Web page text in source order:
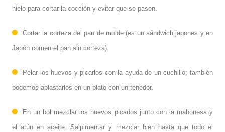
hielo para cortar la cocción y evitar que se pasen.
Cortar la corteza del pan de molde (es un sándwich japones y en
Japón comen el pan sin corteza).
Pelar los huevos y picarlos con la ayuda de un cuchillo; también
podemos aplastarlos en un plato con un tenedor.
En un bol mezclar los huevos picados junto con la mahonesa y
el atún en aceite. Salpimentar y mezclar bien hasta que todo el